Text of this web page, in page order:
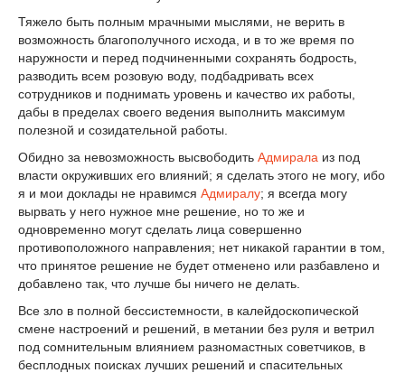
Тяжело быть полным мрачными мыслями, не верить в
возможность благополучного исхода, и в то же время по
наружности и перед подчиненными сохранять бодрость,
разводить всем розовую воду, подбадривать всех
сотрудников и поднимать уровень и качество их работы,
дабы в пределах своего ведения выполнить максимум
полезной и созидательной работы.
Обидно за невозможность высвободить Адмирала из под
власти окруживших его влияний; я сделать этого не могу, ибо
я и мои доклады не нравимся Адмиралу; я всегда могу
вырвать у него нужное мне решение, но то же и
одновременно могут сделать лица совершенно
противоположного направления; нет никакой гарантии в том,
что принятое решение не будет отменено или разбавлено и
добавлено так, что лучше бы ничего не делать.
Все зло в полной бессистемности, в калейдоскопической
смене настроений и решений, в метании без руля и ветрил
под сомнительным влиянием разномастных советчиков, в
бесплодных поисках лучших решений и спасительных